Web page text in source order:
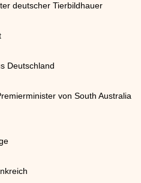
deutscher Tierbildhauer
Deutschland
von South Australia